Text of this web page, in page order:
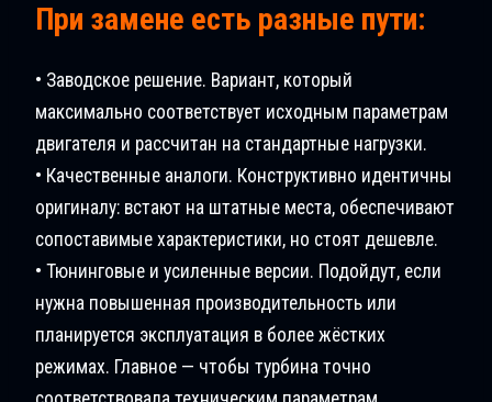
При замене есть разные пути:
• Заводское решение. Вариант, который
максимально соответствует исходным параметрам
двигателя и рассчитан на стандартные нагрузки.
• Качественные аналоги. Конструктивно идентичны
оригиналу: встают на штатные места, обеспечивают
сопоставимые характеристики, но стоят дешевле.
• Тюнинговые и усиленные версии. Подойдут, если
нужна повышенная производительность или
планируется эксплуатация в более жёстких
режимах. Главное — чтобы турбина точно